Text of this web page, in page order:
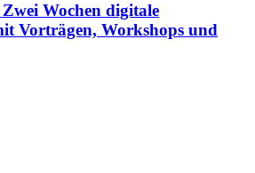
Wochen digitale
Vorträgen, Workshops und